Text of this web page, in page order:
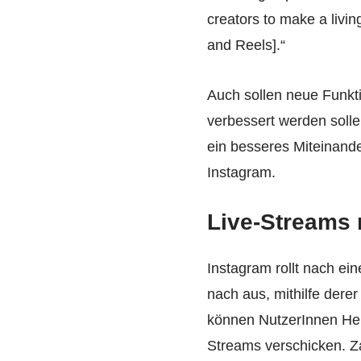
creators to make a
and Reels].“
Auch sollen neue
verbessert werden
ein besseres
Instagram.
Live-Streams
Instagram rollt nach
nach aus, mithilfe
können NutzerInnen
Streams verschicken.